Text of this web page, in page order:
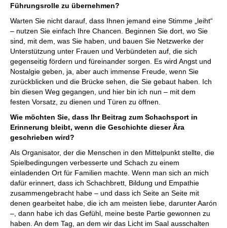
Führungsrolle zu übernehmen?
Warten Sie nicht darauf, dass Ihnen jemand eine Stimme „leiht“
– nutzen Sie einfach Ihre Chancen. Beginnen Sie dort, wo Sie
sind, mit dem, was Sie haben, und bauen Sie Netzwerke der
Unterstützung unter Frauen und Verbündeten auf, die sich
gegenseitig fördern und füreinander sorgen. Es wird Angst und
Nostalgie geben, ja, aber auch immense Freude, wenn Sie
zurückblicken und die Brücke sehen, die Sie gebaut haben. Ich
bin diesen Weg gegangen, und hier bin ich nun – mit dem
festen Vorsatz, zu dienen und Türen zu öffnen.
Wie möchten Sie, dass Ihr Beitrag zum Schachsport in
Erinnerung bleibt, wenn die Geschichte dieser Ära
geschrieben wird?
Als Organisator, der die Menschen in den Mittelpunkt stellte, die
Spielbedingungen verbesserte und Schach zu einem
einladenden Ort für Familien machte. Wenn man sich an mich
dafür erinnert, dass ich Schachbrett, Bildung und Empathie
zusammengebracht habe – und dass ich Seite an Seite mit
denen gearbeitet habe, die ich am meisten liebe, darunter Aarón
–, dann habe ich das Gefühl, meine beste Partie gewonnen zu
haben. An dem Tag, an dem wir das Licht im Saal ausschalten